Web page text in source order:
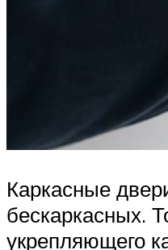
Каркасные
бескаркасных.
укрепляющего